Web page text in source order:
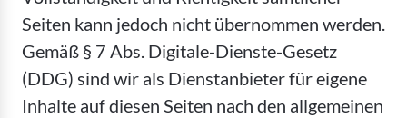
Seiten kann jedoch nicht übernommen werden.
Gemäß § 7 Abs. Digitale-Dienste-Gesetz
(DDG) sind wir als Dienstanbieter für eigene
Inhalte auf diesen Seiten nach den allgemeinen